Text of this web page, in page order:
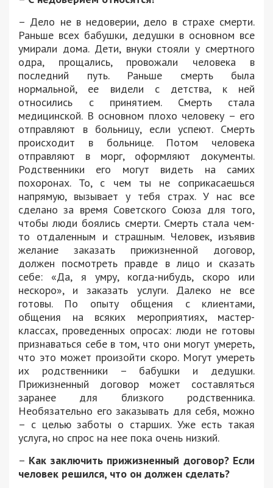
– Дело не в недоверии, дело в страхе смерти.
Раньше всех бабушки, дедушки в основном все
умирали дома. Дети, внуки стояли у смертного
одра, прощались, провожали человека в
последний путь. Раньше смерть была
нормальной, ее видели с детства, к ней
относились с принятием. Смерть стала
медицинской. В основном плохо человеку – его
отправляют в больницу, если успеют. Смерть
происходит в больнице. Потом человека
отправляют в морг, оформляют документы.
Родственники его могут видеть на самих
похоронах. То, с чем ты не соприкасаешься
напрямую, вызывает у тебя страх. У нас все
сделано за время Советского Союза для того,
чтобы люди боялись смерти. Смерть стала чем-
то отдаленным и страшным. Человек, изъявив
желание заказать прижизненной договор,
должен посмотреть правде в лицо и сказать
себе: «Да, я умру, когда-нибудь, скоро или
нескоро», и заказать услуги. Далеко не все
готовы. По опыту общения с клиентами,
общения на всяких мероприятиях, мастер-
классах, проведенных опросах: люди не готовы
признаваться себе в том, что они могут умереть,
что это может произойти скоро. Могут умереть
их родственники – бабушки и дедушки.
Прижизненный договор может составляться
заранее для близкого родственника.
Необязательно его заказывать для себя, можно
– с целью заботы о старших. Уже есть такая
услуга, но спрос на нее пока очень низкий.
– Как заключить прижизненный договор? Если
человек решился, что он должен сделать?